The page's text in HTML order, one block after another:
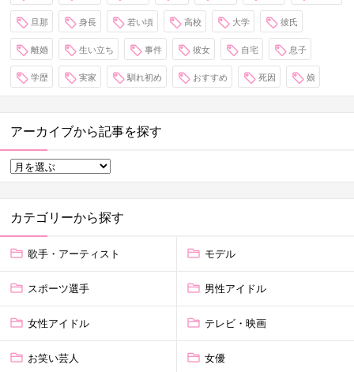
旦那 身長 若い頃 高校 大学 彼氏
離婚 生い立ち 事件 彼女 自宅 息子
学歴 実家 馴れ初め おすすめ 死因 娘
アーカイブから記事を探す
カテゴリーから探す
歌手・アーティスト モデル
スポーツ選手 男性アイドル
女性アイドル テレビ・映画
お笑い芸人 女優